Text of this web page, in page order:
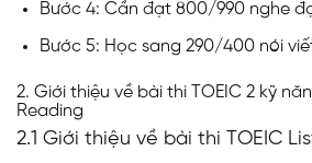
Bước 4: Cần đạt 800/990 nghe
Bước 5: Học sang 290/400 nói
2. Giới thiệu về bài thi TOEIC 2 kỹ
Reading
2.1 Giới thiệu về bài thi TOEIC